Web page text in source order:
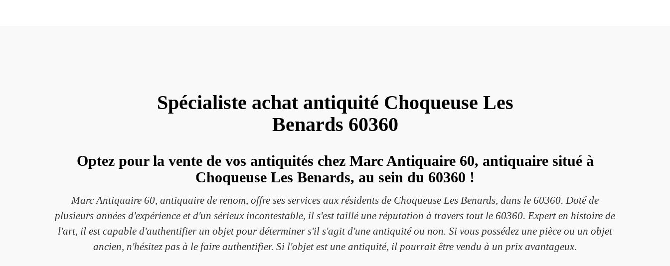
Spécialiste achat antiquité Choqueuse Les
Benards 60360
Optez pour la vente de vos antiquités chez Marc Antiquaire 60, antiquaire situé à
Choqueuse Les Benards, au sein du 60360 !
Marc Antiquaire 60, antiquaire de renom, offre ses services aux résidents de Choqueuse Les Benards, dans le 60360. Doté de
plusieurs années d'expérience et d'un sérieux incontestable, il s'est taillé une réputation à travers tout le 60360. Expert en histoire de
l'art, il est capable d'authentifier un objet pour déterminer s'il s'agit d'une antiquité ou non. Si vous possédez une pièce ou un objet
ancien, n'hésitez pas à le faire authentifier. Si l'objet est une antiquité, il pourrait être vendu à un prix avantageux.